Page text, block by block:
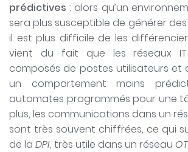
prédictives ; alors qu’un
sera plus susceptible de générer
il est plus difficile de les
vient du fait que les réseaux
composés de postes utilisateurs et
un comportement moins
automates programmés pour une
plus, les communications dans un
sont très souvent chiffrées, ce qui
de la DPI, très utile dans un réseau OT